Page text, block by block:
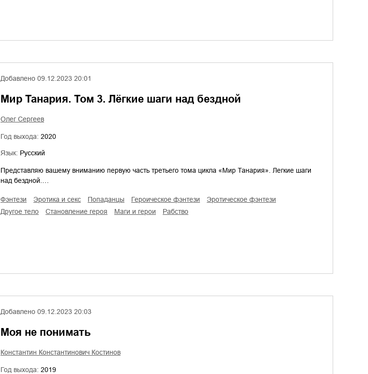
Добавлено 09.12.2023 20:01
Мир Танария. Том 3. Лёгкие шаги над бездной
Олег Сергеев
Год выхода: 2020
Язык: Русский
Представляю вашему вниманию первую часть третьего тома цикла «Мир Танария». Легкие шаги
над бездной.…
фэнтези эротика и секс попаданцы героическое фэнтези
эротическое фэнтези
другое тело
становление героя маги и герои рабство
Добавлено 09.12.2023 20:03
Моя не понимать
Константин Константинович Костинов
Год выхода: 2019